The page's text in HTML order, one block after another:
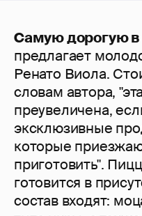
Самую дорогую
предлагает
Ренато Виола.
словам автора,
преувеличена,
эксклюзивные
которые
приготовить".
готовится в
состав входят: